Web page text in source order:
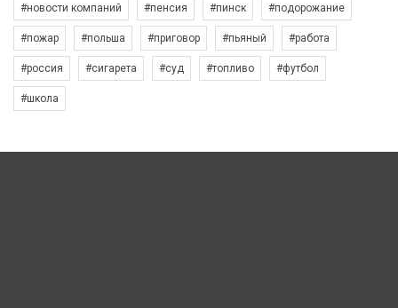
#новости компаний #пенсия #пинск #подорожание
#пожар #польша #приговор #пьяный #работа
#россия #сигарета #суд #топливо #футбол
#школа